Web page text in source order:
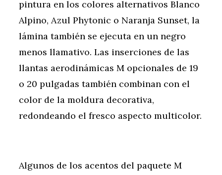
pintura en los colores alternativos Blanco
Alpino, Azul Phytonic o Naranja Sunset, la
lámina también se ejecuta en un negro
menos llamativo. Las inserciones de las
llantas aerodinámicas M opcionales de 19
o 20 pulgadas también combinan con el
color de la moldura decorativa,
redondeando el fresco aspecto multicolor.
Algunos de los acentos del paquete M